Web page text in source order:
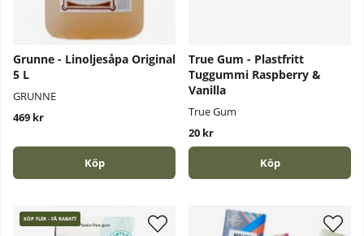
Grunne - Linoljesåpa Original
5 L
GRUNNE
469 kr
Köp
True Gum - Plastfritt
Tuggummi Raspberry &
Vanilla
True Gum
20 kr
Köp
KÖP FLER - FÅ RABATT